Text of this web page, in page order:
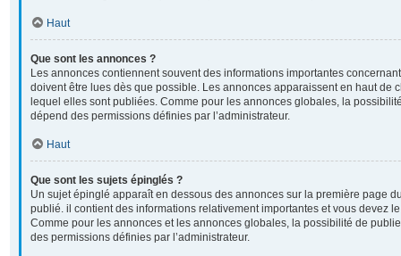
Haut
Que sont les annonces ?
Les annonces contiennent souvent des informations importantes
doivent être lues dès que possible. Les annonces apparaissent en haut de
lequel elles sont publiées. Comme pour les annonces globales, la
dépend des permissions définies par l’administrateur.
Haut
Que sont les sujets épinglés ?
Un sujet épinglé apparaît en dessous des annonces sur la première page
publié. il contient des informations relativement importantes et vous devez
Comme pour les annonces et les annonces globales, la possibilité de
des permissions définies par l’administrateur.